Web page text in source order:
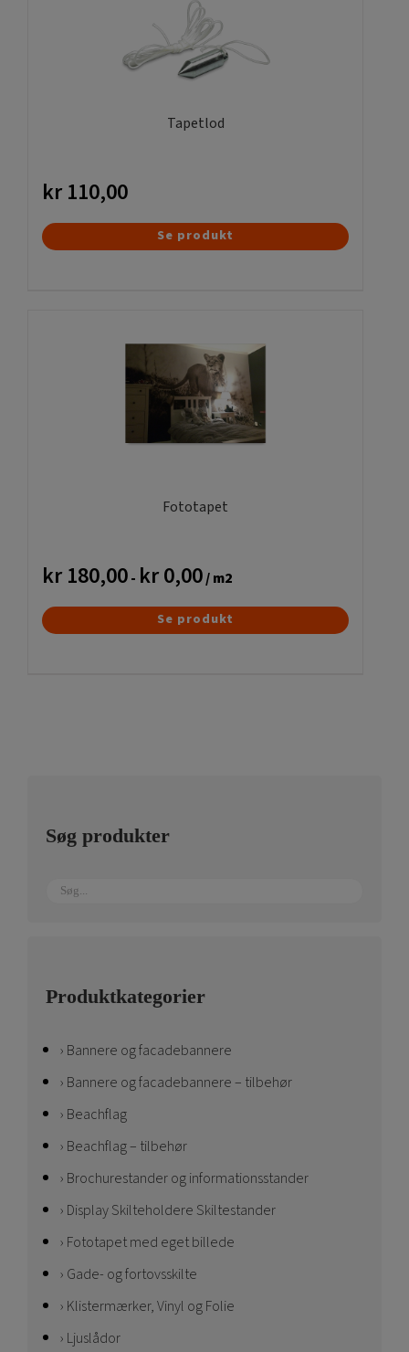
vælges
på
varesiden
Tapetlod
kr110,00
Se produkt
Fototapet
kr180,00- kr0,00/ m2
Dette
Se produkt
Søg produkter
Produktkategorier
Bannere og facadebannere
Bannere og facadebannere – tilbehør
Beachflag
Beachflag – tilbehør
Brochurestander og informationsstander
Display Skilteholdere Skiltestander
Fototapet med eget billede
Gade- og fortovsskilte
Klistermærker, Vinyl og Folie
Ljuslådor